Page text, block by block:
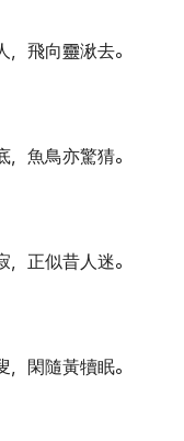
飛向靈湫去。
魚鳥亦驚猜。
正似昔人迷。
閑隨黃犢眠。